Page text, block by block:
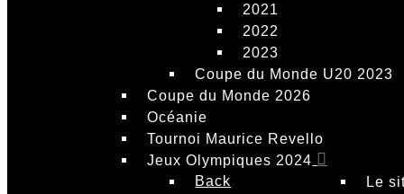
2021
2022
2023
Coupe du Monde U20 2023
Coupe du Monde 2026
Océanie
Tournoi Maurice Revello
Jeux Olympiques 2024
Back
Le